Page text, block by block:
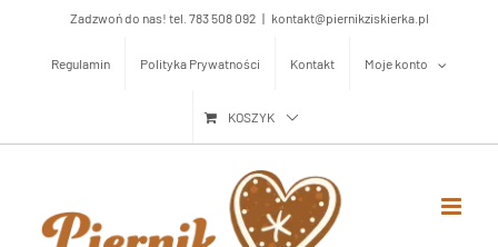
zawartości
Zadzwoń do nas! tel. 783 508 092 | kontakt@piernikziskierka.pl
Regulamin Polityka Prywatności Kontakt Moje konto
KOSZYK